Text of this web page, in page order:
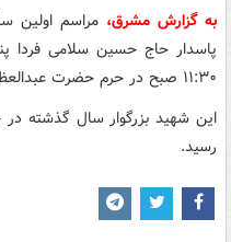
به گزارش مشرق، مراسم اولین
۱۱:۳۰ صبح در حرم حضرت عبدالعظیم حسنی(علیه‌السّلام) برگزار می‌شود.
این شهید بزرگوار سال گذشته
رسید.